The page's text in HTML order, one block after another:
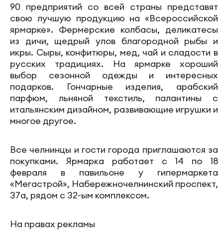
90 предприятий со всей страны представят
свою лучшую продукцию на «Всероссийской
ярмарке». Фермерские колбасы, деликатесы
из дичи, щедрый улов благородной рыбы и
икры. Сыры, конфитюры, мед, чай и сладости в
русских традициях. На ярмарке хороший
выбор сезонной одежды и интересных
подарков. Гончарные изделия, арабский
парфюм, льняной текстиль, палантины с
итальянским дизайном, развивающие игрушки и
многое другое.
Все челнинцы и гости города приглашаются за
покупками. Ярмарка работает с 14 по 18
февраля в павильоне у гипермаркета
«Мегастрой», Набережночелнинский проспект,
37а, рядом с 32-ым комплексом.
На правах рекламы